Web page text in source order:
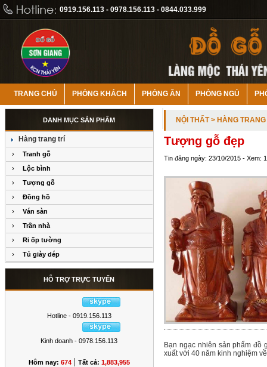
0919.156.113 - 0978.156.113 - 0844.033.999
TRANG CHỦ PHÒNG KHÁCH PHÒNG ĂN PHÒNG NGỦ
DANH MỤC SẢN PHẨM
Hàng trang trí
›
Tranh gỗ
›
Lộc bình
›
Tượng gỗ
›
Đồng hồ
›
Ván sàn
›
Trần nhà
›
Ri ốp tường
›
Tủ giày dép
HỖ TRỢ TRỰC TUYẾN
Hotline - 0919.156.113
Kinh doanh - 0978.156.113
Hôm nay: 674 | Tất cả: 1,883,955
NỘI THẤT > HÀNG TRANG
Tượng gỗ đẹp
Tin đăng ngày: 23/10/2015 - Xem:
Bạn ngạc nhiên sản phẩm
xuất với 40 năm kinh nghiệm